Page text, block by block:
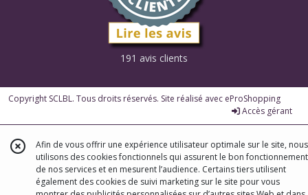
191 avis clients
Copyright SCLBL. Tous droits réservés. Site réalisé avec eProShopping
Accès gérant
Afin de vous offrir une expérience utilisateur optimale sur le site, nous
utilisons des cookies fonctionnels qui assurent le bon fonctionnement
de nos services et en mesurent l’audience. Certains tiers utilisent
également des cookies de suivi marketing sur le site pour vous